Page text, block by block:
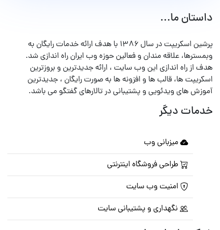
داستان ما...
پرشین اسکریپت در سال ۱۳۸۶ با هدف ارائه خدمات رایگان به
وبمسترها، علاقه مندان و فعالین حوزه وب ایران راه اندازی شد.
هدف از راه اندازی این وب سایت ، ارائه جدیدترین و بروزترین
اسکریپت ها، قالب ها و افزونه ها به صورت رایگان ، جدیدترین
آموزش های ویدئویی و پشتیبانی در تالارهای گفتگو می باشد.
خدمات دیگر
میزبانی وب
طراحی فروشگاه اینترنتی
امنیت وب سایت
نگهداری و پشتیبانی سایت